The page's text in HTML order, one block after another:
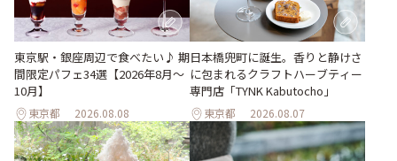
東京駅・銀座周辺で食べたい♪ 期
間限定パフェ34選【2026年8月～
10月】
東京都 2026.08.08
日本橋兜町に誕生。香りと静けさ
に包まれるクラフトハーブティー
専門店「TYNK Kabutocho」
東京都 2026.08.07